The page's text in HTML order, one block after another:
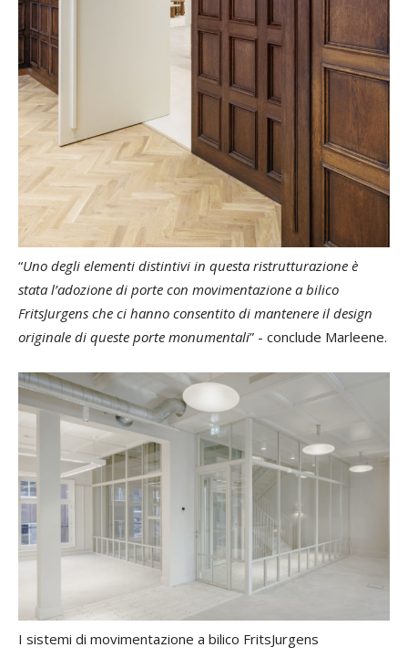
“Uno degli elementi distintivi in questa ristrutturazione è
stata l’adozione di porte con movimentazione a bilico
FritsJurgens che ci hanno consentito di mantenere il design
originale di queste porte monumentali” - conclude Marleene.
I sistemi di movimentazione a bilico FritsJurgens